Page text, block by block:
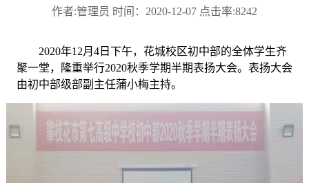
作者:管理员 时间：2020-12-07 点击率:8242
2020年12月4日下午，花城校区初中部的全体学生齐
聚一堂，隆重举行2020秋季学期半期表扬大会。 表扬大会
由初中部级部副主任蒲小梅主持。